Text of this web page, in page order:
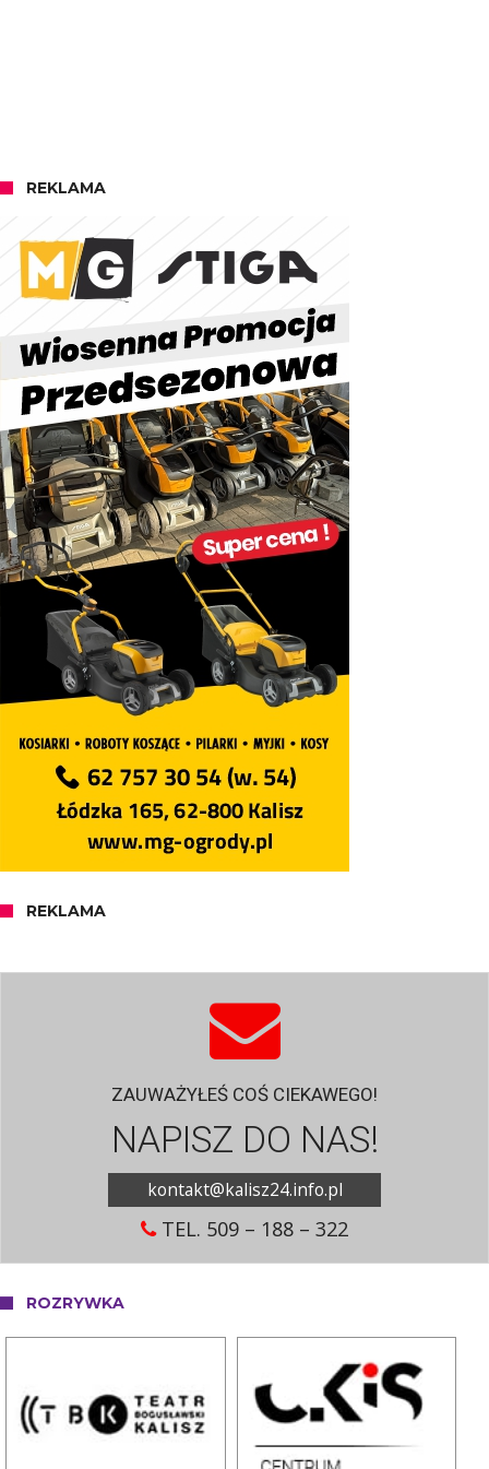
REKLAMA
REKLAMA
ZAUWAŻYŁEŚ COŚ CIEKAWEGO!
NAPISZ DO NAS!
kontakt@kalisz24.info.pl
TEL. 509 – 188 – 322
ROZRYWKA